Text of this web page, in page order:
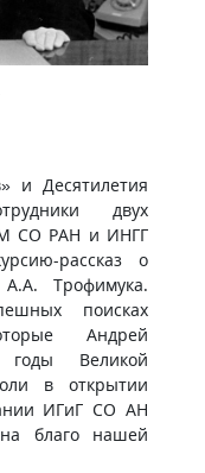
и Десятилетия
двух
СО РАН и ИНГГ
рассказ о
Трофимука.
поисках
Андрей
Великой
в открытии
ИГиГ СО АН
благо нашей